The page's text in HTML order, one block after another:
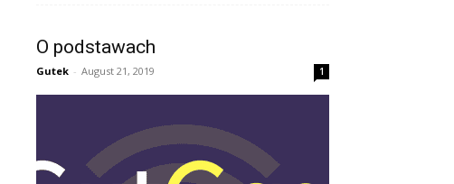
O podstawach
Gutek - August 21, 2019 1